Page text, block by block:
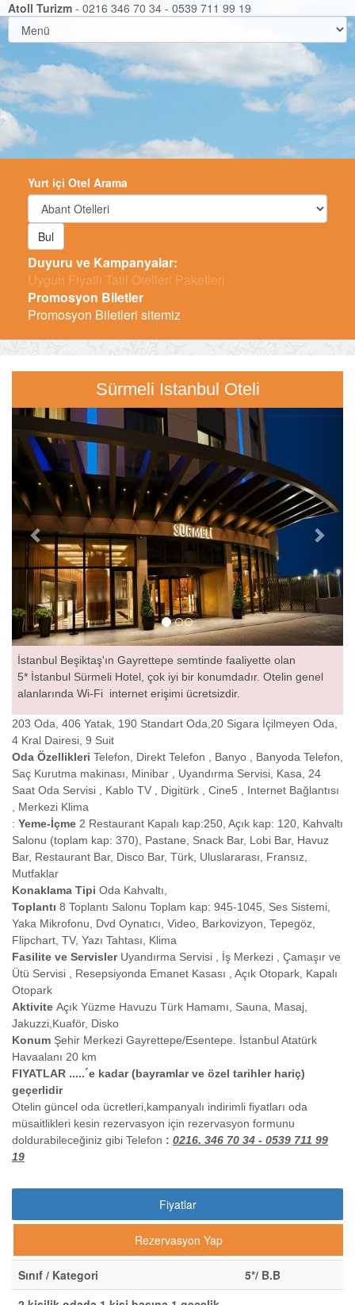
Atoll Turizm - 0216 346 70 34 - 0539 711 99 19
Yurt içi Otel Arama
Bul
Duyuru ve Kampanyalar:
-
Promosyon Biletler
Promosyon Biletleri sitemiz
Sürmeli Istanbul Oteli
Previous
İstanbul Beşiktaş'ın Gayrettepe semtinde faaliyette olan
5* İstanbul Sürmeli Hotel, çok iyi bir konumdadır. Otelin genel
alanlarında Wi-Fi internet erişimi ücretsizdir.
203 Oda, 406 Yatak, 190 Standart Oda,20 Sigara İçilmeyen Oda,
4 Kral Dairesi, 9 Suit
Oda Özellikleri Telefon, Direkt Telefon , Banyo , Banyoda Telefon,
Saç Kurutma makinası, Minibar , Uyandırma Servisi, Kasa, 24
Saat Oda Servisi , Kablo TV , Digitürk , Cine5 , Internet Bağlantısı
, Merkezi Klima
: Yeme-İçme 2 Restaurant Kapalı kap:250, Açık kap: 120, Kahvaltı
Salonu (toplam kap: 370), Pastane, Snack Bar, Lobi Bar, Havuz
Bar, Restaurant Bar, Disco Bar, Türk, Uluslararası, Fransız,
Mutfaklar
Konaklama Tipi Oda Kahvaltı,
Toplantı 8 Toplantı Salonu Toplam kap: 945-1045, Ses Sistemi,
Yaka Mikrofonu, Dvd Oynatıcı, Video, Barkovizyon, Tepegöz,
Flipchart, TV, Yazı Tahtası, Klima
Fasilite ve Servisler Uyandırma Servisi , İş Merkezi , Çamaşır ve
Ütü Servisi , Resepsiyonda Emanet Kasası , Açık Otopark, Kapalı
Otopark
Aktivite Açık Yüzme Havuzu Türk Hamamı, Sauna, Masaj,
Jakuzzi,Kuaför, Disko
Konum Şehir Merkezi Gayrettepe/Esentepe. İstanbul Atatürk
Havaalanı 20 km
FIYATLAR .....´e kadar (bayramlar ve özel tarihler hariç)
geçerlidir
Otelin güncel oda ücretleri,kampanyalı indirimli fiyatları oda
müsaitlikleri kesin rezervasyon için rezervasyon formunu
doldurabileceğiniz gibi Telefon : 0216. 346 70 34 - 0539 711 99
19
Fiyatlar
Rezervasyon Yap
Sınıf / Kategori
5*/ B.B